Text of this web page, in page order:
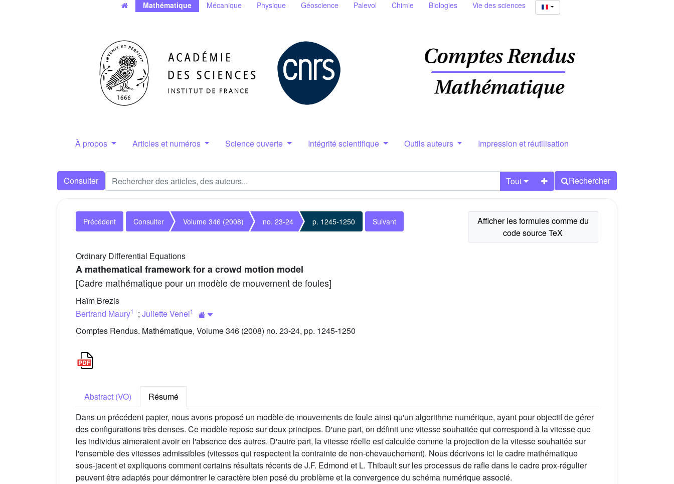
Mathématique Mécanique Physique Géoscience Palevol Chimie Biologies Vie des sciences
À propos Articles et numéros Science ouverte Intégrité scientifique Outils auteurs Impression et réutilisation
Consulter Tout Rechercher
Précédent Consulter Volume 346 (2008) no. 23-24 p. 1245-1250 Suivant
Ordinary Differential Equations
A mathematical framework for a crowd motion model
[Cadre mathématique pour un modèle de mouvement de foules]
Haïm Brezis
Bertrand Maury1 ; Juliette Venel1
Comptes Rendus. Mathématique, Volume 346 (2008) no. 23-24, pp. 1245-1250
Abstract (VO)
Résumé
Dans un précédent papier, nous avons proposé un modèle de mouvements de foule ainsi qu'un algorithme numérique, ayant pour objectif de gérer
des configurations très denses. Ce modèle repose sur deux principes. D'une part, on définit une vitesse souhaitée qui correspond à la vitesse que
les individus aimeraient avoir en l'absence des autres. D'autre part, la vitesse réelle est calculée comme la projection de la vitesse souhaitée sur
l'ensemble des vitesses admissibles (vitesses qui respectent la contrainte de non-chevauchement). Nous décrivons ici le cadre mathématique
sous-jacent et expliquons comment certains résultats récents de J.F. Edmond et L. Thibault sur les processus de rafle dans le cadre prox-régulier
peuvent être adaptés pour démontrer le caractère bien posé du problème et la convergence du schéma numérique associé.